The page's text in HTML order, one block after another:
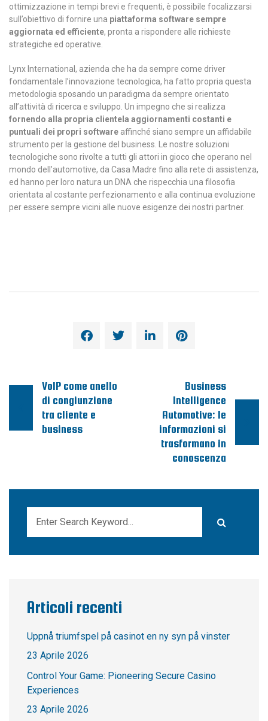
ottimizzazione in tempi brevi e frequenti, è possibile focalizzarsi
sull’obiettivo di fornire una piattaforma software sempre
aggiornata ed efficiente, pronta a rispondere alle richieste
strategiche ed operative.
Lynx International, azienda che ha da sempre come driver
fondamentale l’innovazione tecnologica, ha fatto propria questa
metodologia sposando un paradigma da sempre orientato
all’attività di ricerca e sviluppo. Un impegno che si realizza
fornendo alla propria clientela aggiornamenti costanti e
puntuali dei propri software affinché siano sempre un affidabile
strumento per la gestione del business. Le nostre soluzioni
tecnologiche sono rivolte a tutti gli attori in gioco che operano nel
mondo dell’automotive, da Casa Madre fino alla rete di assistenza,
ed hanno per loro natura un DNA che rispecchia una filosofia
orientata al costante perfezionamento e alla continua evoluzione
per essere sempre vicini alle nuove esigenze dei nostri partner.
VoIP come anello
di congiunzione
tra cliente e
business
Business
Intelligence
Automotive: le
informazioni si
trasformano in
conoscenza
Articoli recenti
Uppnå triumfspel på casinot en ny syn på vinster
23 Aprile 2026
Control Your Game: Pioneering Secure Casino
Experiences
23 Aprile 2026